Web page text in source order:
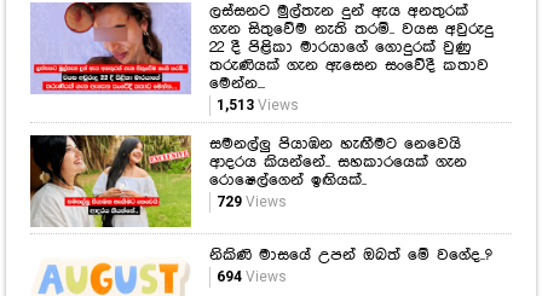
ලස්සනට මුල්තැන දුන් ඇය අනතුරක්
ගැන සිතුවේම නැති තරම්.. වයස අවුරුදු
22 දී පිළිකා මාරයාගේ ගොදුරක් වුණු
තරුණියක් ගැන ඇසෙන සංවේදී කතාව
මෙන්න...
1,513Views
සමනල්ලු පියාඹන හැඟීමට නෙවෙයි
ආදරය කියන්නේ.. සහකාරයෙක් ගැන
රොෂෙල්ගෙන් ඉඟියක්..
729Views
නිකිණි මාසයේ උපන් ඔබත් මේ වගේද..?
694Views